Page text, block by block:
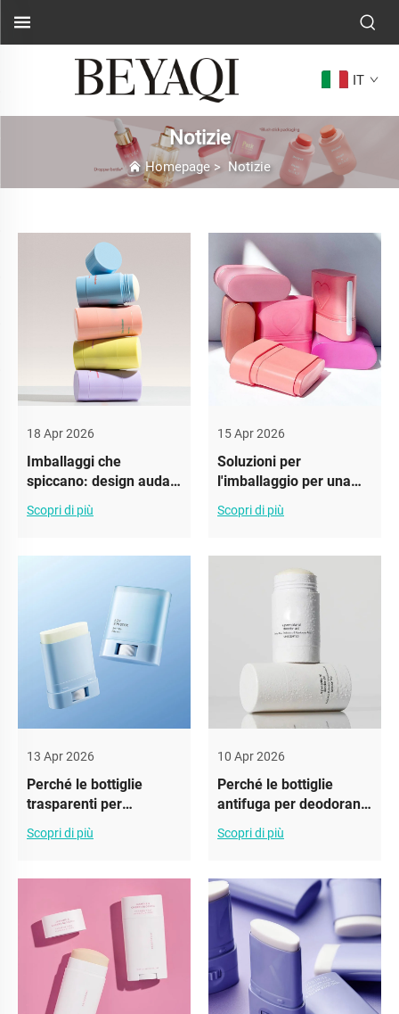
IT
Notizie
Homepage> Notizie
18 Apr 2026
Imballaggi che
spiccano: design audaci
per flaconi di
deodorante
Scopri di più
15 Apr 2026
Soluzioni per
l'imballaggio per una
freschezza duratura del
deodorante
Scopri di più
13 Apr 2026
Perché le bottiglie
trasparenti per
deodoranti stanno
guadagnando
Scopri di più
10 Apr 2026
Perché le bottiglie
antifuga per deodoranti
costruiscono la fiducia
Scopri di più